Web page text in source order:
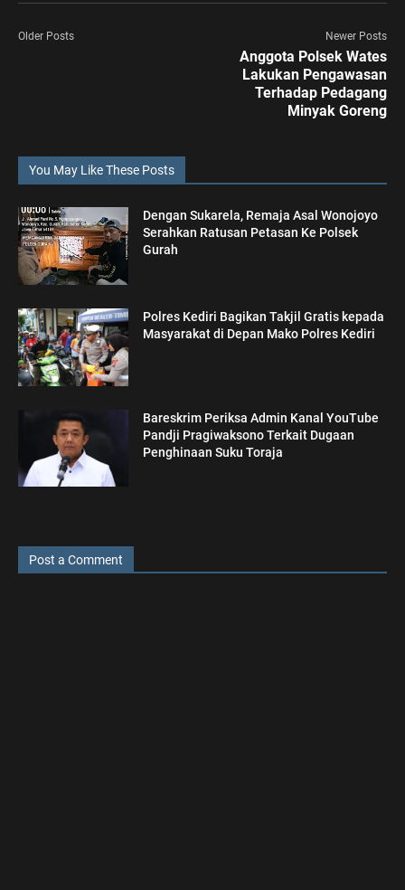
Older Posts Newer Posts
Anggota Polsek Wates
Lakukan Pengawasan
Terhadap Pedagang
Minyak Goreng
You May Like These Posts
Dengan Sukarela, Remaja Asal Wonojoyo
Serahkan Ratusan Petasan Ke Polsek
Gurah
Polres Kediri Bagikan Takjil Gratis kepada
Masyarakat di Depan Mako Polres Kediri
Bareskrim Periksa Admin Kanal YouTube
Pandji Pragiwaksono Terkait Dugaan
Penghinaan Suku Toraja
Post a Comment